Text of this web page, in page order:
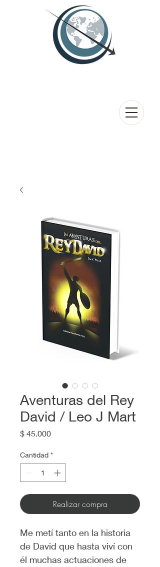
Aventuras del Rey
David / Leo J Mart
$ 45.000Precio
Cantidad *
Realizar compra
Me metí tanto en la historia
de David que hasta viví con
él muchas actuaciones de